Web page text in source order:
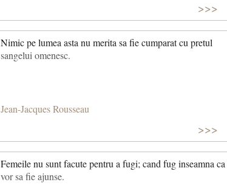
>>>
Nimic pe lumea asta nu merita sa fie cumparat cu pretul
sangelui omenesc.
Jean-Jacques Rousseau
>>>
Femeile nu sunt facute pentru a fugi; cand fug inseamna ca
vor sa fie ajunse.